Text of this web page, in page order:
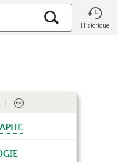
Historique